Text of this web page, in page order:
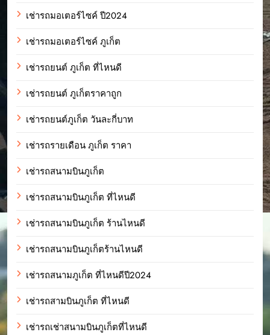
เช่ารถมอเตอร์ไซค์ ปี2024
เช่ารถมอเตอร์ไซค์ ภูเก็ต
เช่ารถยนต์ ภูเก็ต ที่ไหนดี
เช่ารถยนต์ ภูเก็ตราคาถูก
เช่ารถยนต์ภูเก็ต วันละกี่บาท
เช่ารถรายเดือน ภูเก็ต ราคา
เช่ารถสนามบินภูเก็ต
เช่ารถสนามบินภูเก็ต ที่ไหนดี
เช่ารถสนามบินภูเก็ต ร้านไหนดี
เช่ารถสนามบินภูเก็ตร้านไหนดี
เช่ารถสนามภูเก็ต ที่ไหนดีปี2024
เช่ารถสามบินภูเก็ต ที่ไหนดี
เช่ารถเช่าสนามบินภูเก็ตที่ไหนดี